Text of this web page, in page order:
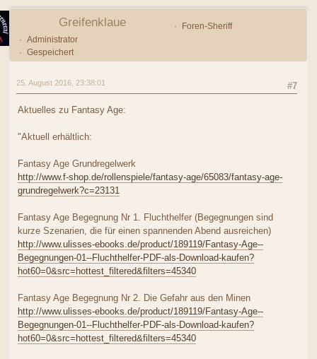
Greifenklaue
Foren-Sheriff
Administrator
Gespeichert
#7
25. August 2016, 23:38:01
Aktuelles zu Fantasy Age:
"Aktuell erhältlich:
Fantasy Age Grundregelwerk
http://www.f-shop.de/rollenspiele/fantasy-age/65083/fantasy-age-
grundregelwerk?c=23131
Fantasy Age Begegnung Nr 1. Fluchthelfer (Begegnungen sind
kurze Szenarien, die für einen spannenden Abend ausreichen)
http://www.ulisses-ebooks.de/product/189119/Fantasy-Age--
Begegnungen-01--Fluchthelfer-PDF-als-Download-kaufen?
hot60=0&src=hottest_filtered&filters=45340
Fantasy Age Begegnung Nr 2. Die Gefahr aus den Minen
http://www.ulisses-ebooks.de/product/189119/Fantasy-Age--
Begegnungen-01--Fluchthelfer-PDF-als-Download-kaufen?
hot60=0&src=hottest_filtered&filters=45340